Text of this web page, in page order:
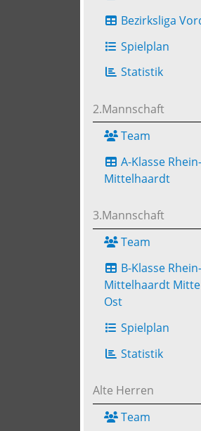
Bezirksliga
Spielplan
Statistik
2.Mannschaft
Team
A-Klasse Rhein-
Mittelhaardt
3.Mannschaft
Team
B-Klasse Rhein-
Mittelhaardt
Ost
Spielplan
Statistik
Alte Herren
Team